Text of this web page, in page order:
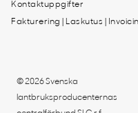
Kontaktuppgifter
Fakturering | Laskutus |
© 2026 Svenska
lantbruksproducenternas